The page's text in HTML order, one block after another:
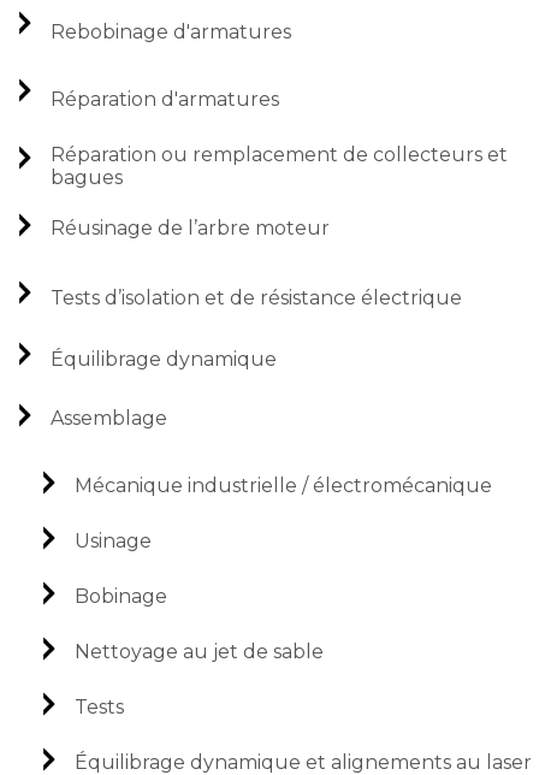
Rebobinage d'armatures
Réparation d'armatures
Réparation ou remplacement de collecteurs et
bagues
Réusinage de l’arbre moteur
Tests d’isolation et de résistance électrique
Équilibrage dynamique
Assemblage
Mécanique industrielle / électromécanique
Usinage
Bobinage
Nettoyage au jet de sable
Tests
Équilibrage dynamique et alignements au laser